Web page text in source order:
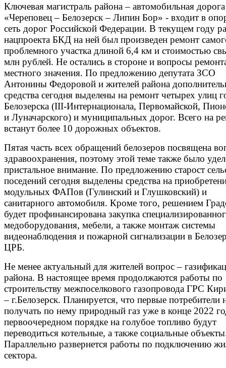
Ключевая магистраль района – автомобильная дорога
«Череповец – Белозерск – Липин Бор» - входит в
сеть дорог Российской Федерации. В текущем году
нацпроекта БКД на ней был произведен ремонт
проблемного участка длиной 6,4 км и стоимостью
млн рублей. Не остались в стороне и вопросы
местного значения. По предложению депутата ЗСО
Антонины Федоровой и жителей района
средства сегодня выделены на ремонт четырех улиц
Белозерска (III-Интернационала, Первомайской,
и Луначарского) и муниципальных дорог. Всего на
встанут более 10 дорожных объектов.
Пятая часть всех обращений белозеров посвящена
здравоохранения, поэтому этой теме также было
пристальное внимание. По предложению старост
поседений сегодня выделены средства на
модульных ФАПов (Гулинский и Глушковский) и
санитарного автомобиля. Кроме того, решением
будет профинансирована закупка
медоборудования, мебели, а также монтаж системы
видеонаблюдения и пожарной сигнализации в
ЦРБ.
Не менее актуальный для жителей вопрос –
района. В настоящее время продолжаются работы по
строительству межпоселкового газопровода ГРС
– г.Белозерск. Планируется, что первые потребители
получать по нему природный газ уже в конце 2022
первоочередном порядке на голубое топливо будут
переводиться котельные, а также социальные
Параллельно развернется работы по подключению
сектора.